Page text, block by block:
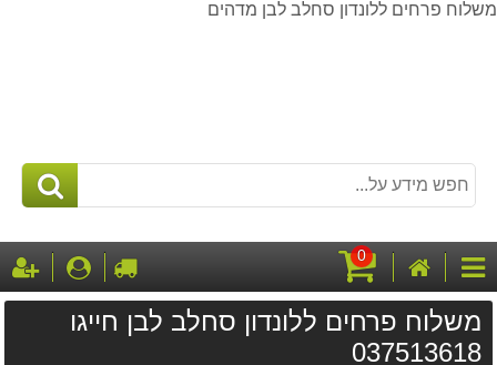
משלוח פרחים ללונדון סחלב לבן מדהים
קטגוריותהבית
עגלת
קניות
0 לקופה
משלוח פרחים ללונדון סחלב לבן חייגו
037513618